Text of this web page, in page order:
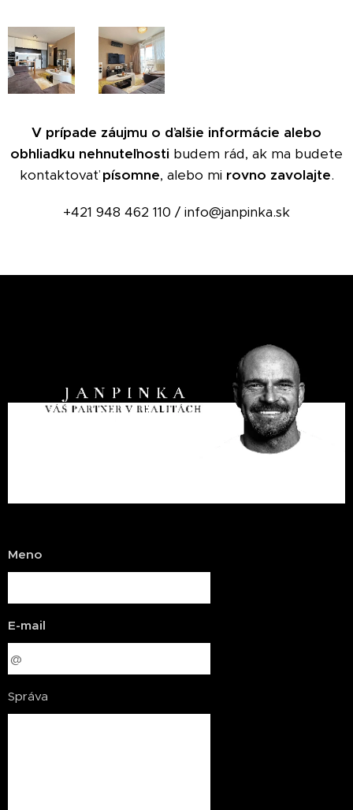
V prípade záujmu o ďalšie informácie alebo
obhliadku nehnuteľnosti budem rád, ak ma budete
kontaktovaťpísomne, alebo mi rovno zavolajte.
+421 948 462 110 / info@janpinka.sk
Meno
E-mail
Správa